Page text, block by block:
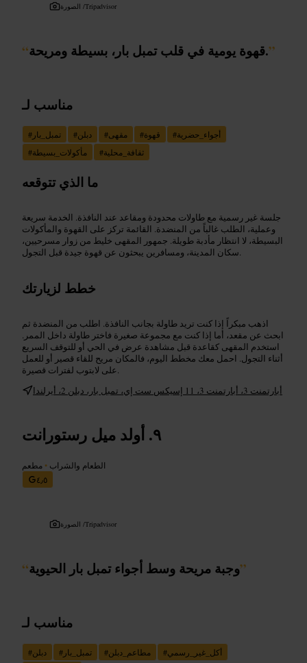
الصورة /Tripadvisor
“ قهوة يومية في قلب تمبل بار، بسيطة ومريحة.”
مناسب لـ
# تمبل_بار #دبلن #مقهى #قهوة #أجواء_حضرية
#مأكولات_بسيطة #ثقافة_محلية
ما الذي تتوقعه
جلسة غير رسمية مع طاولات محدودة ومقاعد عند النافذة. الخدمة سريعة
وعملية، الطلب غالباً من المنضدة. القائمة تركز على القهوة والمأكولات
البسيطة، لا انتظار مأدبة طويلة. جمهور المقهى خليط من زوار مسرحيين،
سكان المدينة، ومسافرين يبحثون عن قهوة جيدة قبل التجول.
خطط لزيارتك
اذهب مبكراً إذا كنت تريد طاولة بجانب النافذة. اطلب من المنضدة ثم
ابحث عن مقعد، أما إذا كنت مع مجموعة صغيرة فاختر طاولة داخل الممر.
استخدم المقهى كقاعدة قبل مشاهدة عرض في الحي أو للتوقف السريع
أثناء التجول. احمل معك مخطط اليوم، فالمكان مريح للقاء قصير أو للعمل
على لابتوب لفترات قصيرة.
أبارتمنت 3، أبارتمنت 3، 11 إسيكس ست إي، تمبل بار، دبلن 2، أيرلندا
أولد ميل رستورانت
الطعام والشراب • مطعم
٤٫٥
الصورة /Tripadvisor
“وجبة مريحة وسط أجواء تمبل بار الحيوية”
مناسب لـ
#دبلن # تمبل_بار #مطاعم_دبلن #أكل_غير_رسمي